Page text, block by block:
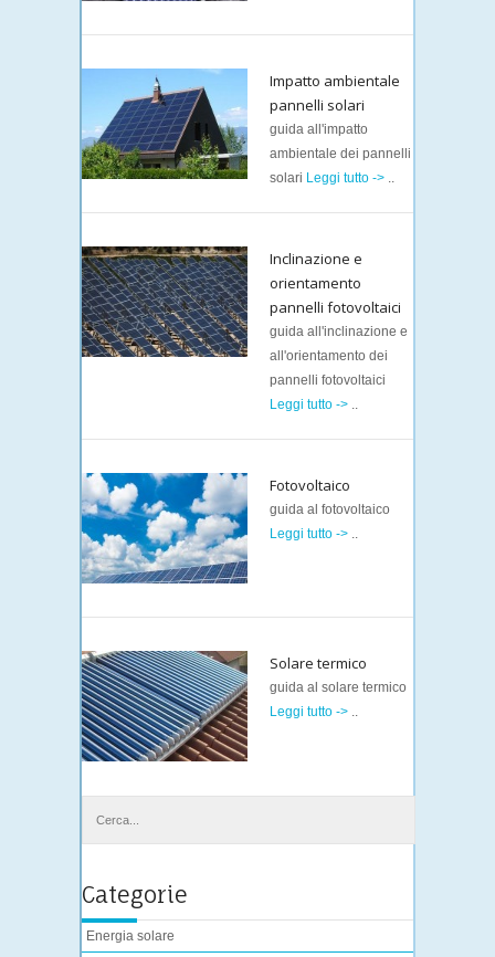
Impatto ambientale
pannelli solari
guida all'impatto
ambientale dei pannelli
solari Leggi tutto -> ..
Inclinazione e
orientamento
pannelli fotovoltaici
guida all'inclinazione e
all'orientamento dei
pannelli fotovoltaici
Leggi tutto -> ..
Fotovoltaico
guida al fotovoltaico
Leggi tutto -> ..
Solare termico
guida al solare termico
Leggi tutto -> ..
Categorie
Energia solare